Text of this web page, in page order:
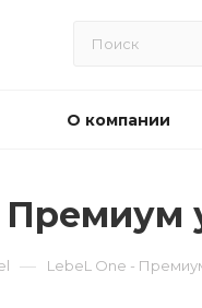
О компании
Премиум
— LebeL One -